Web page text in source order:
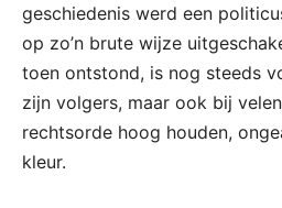
geschiedenis werd een
op zo’n brute wijze
toen ontstond, is nog steeds
zijn volgers, maar ook bij
rechtsorde hoog houden,
kleur.